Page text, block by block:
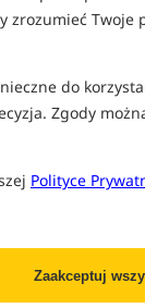
zrozumieć Twoje
do
Zgody
Polityce
Zaakceptuj
RS 200 -
PLN
pkt
KUP